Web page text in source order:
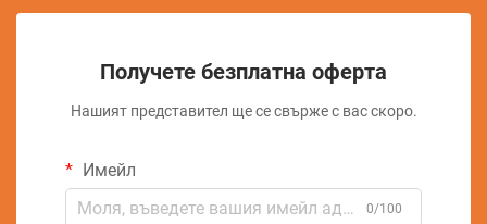
Получете безплатна оферта
Нашият представител ще се свърже с вас скоро.
Имейл
0/100